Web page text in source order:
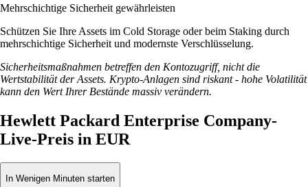
Mehrschichtige Sicherheit gewährleisten
Schützen Sie Ihre Assets im Cold Storage oder beim Staking durch
mehrschichtige Sicherheit und modernste Verschlüsselung.
Sicherheitsmaßnahmen betreffen den Kontozugriff, nicht die
Wertstabilität der Assets. Krypto-Anlagen sind riskant - hohe Volatilität
kann den Wert Ihrer Bestände massiv verändern.
Hewlett Packard Enterprise Company-
Live-Preis in EUR
In Wenigen Minuten starten